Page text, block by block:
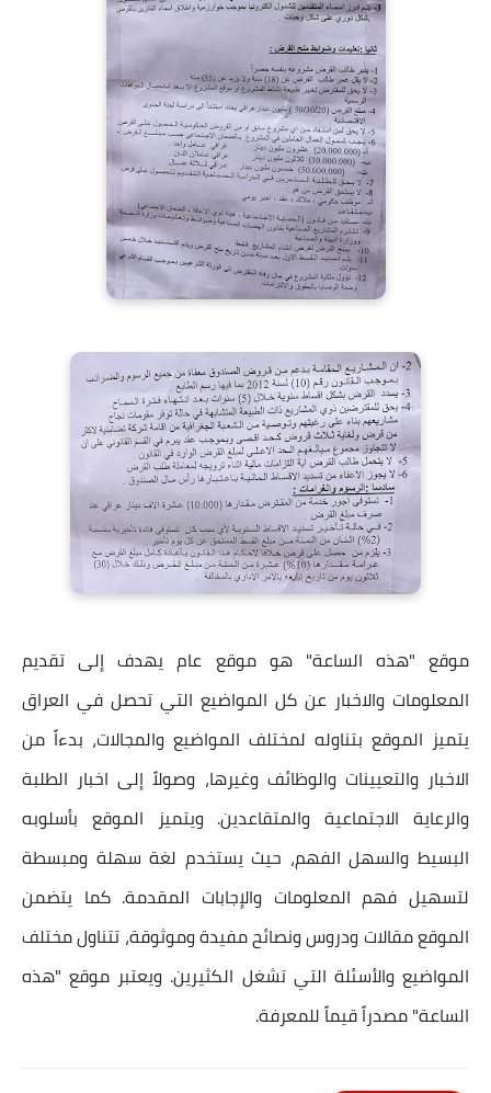
موقع "هذه الساعة" هو موقع عام يهدف إلى تقديم
المعلومات والاخبار عن كل المواضيع التي تحصل في العراق
يتميز الموقع بتناوله لمختلف المواضيع والمجالات، بدءاً من
الاخبار والتعيينات والوظائف وغيرها، وصولاً إلى اخبار الطلبة
والرعاية الاجتماعية والمتقاعدين. ويتميز الموقع بأسلوبه
البسيط والسهل الفهم، حيث يستخدم لغة سهلة ومبسطة
لتسهيل فهم المعلومات والإجابات المقدمة. كما يتضمن
الموقع مقالات ودروس ونصائح مفيدة وموثوقة، تتناول مختلف
المواضيع والأسئلة التي تشغل الكثيرين. ويعتبر موقع "هذه
الساعة" مصدراً قيماً للمعرفة.